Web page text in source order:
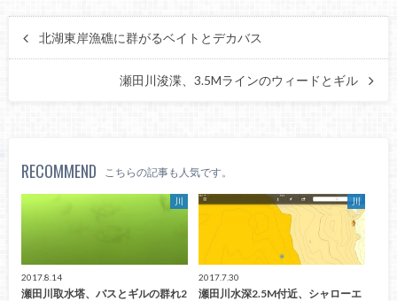
北湖東岸漁礁に群がるベイトとデカバス
瀬田川浚渫、3.5Mラインのウィードとギル
RECOMMEND こちらの記事も人気です。
川
2017.8.14
瀬田川取水塔、バスとギルの群れ2
川
2017.7.30
瀬田川水深2.5M付近、シャローエ